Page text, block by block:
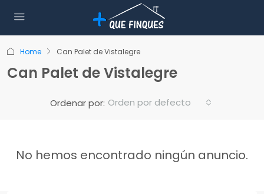
Home Can Palet de Vistalegre
Can Palet de Vistalegre
Ordenar por: Orden por defecto
No hemos encontrado ningún anuncio.